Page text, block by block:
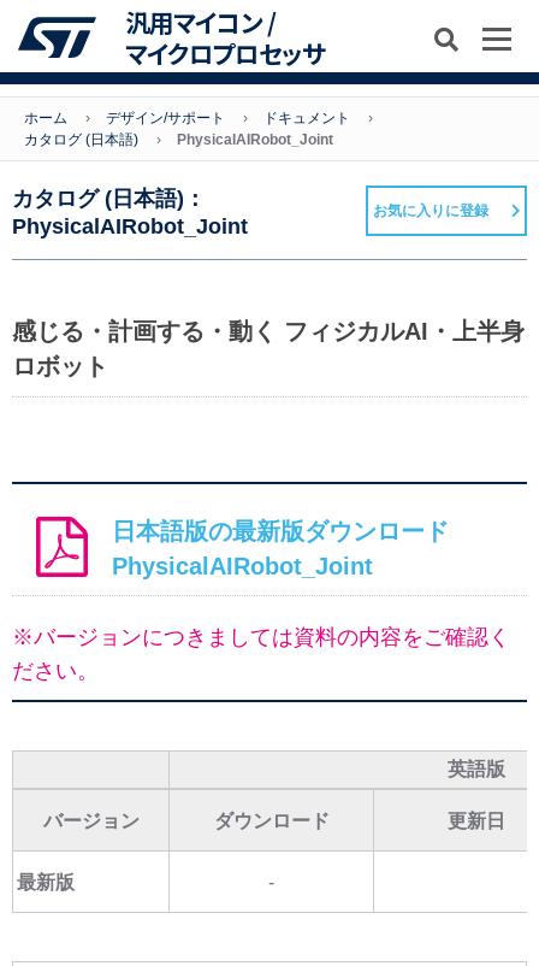
汎用マイコン /
マイクロプロセッサ
ホーム デザイン/サポート
ドキュメント
カタログ (日本語)
PhysicalAIRobot_Joint
カタログ (日本語)：
PhysicalAIRobot_Joint
お気に入りに登録
感じる・計画する・動く フィジカルAI・上半身
ロボット
日本語版の最新版ダウンロード
PhysicalAIRobot_Joint
※バージョンにつきましては資料の内容をご確認く
ださい。
英語版
バージョン ダウンロード 更新日
最新版 -